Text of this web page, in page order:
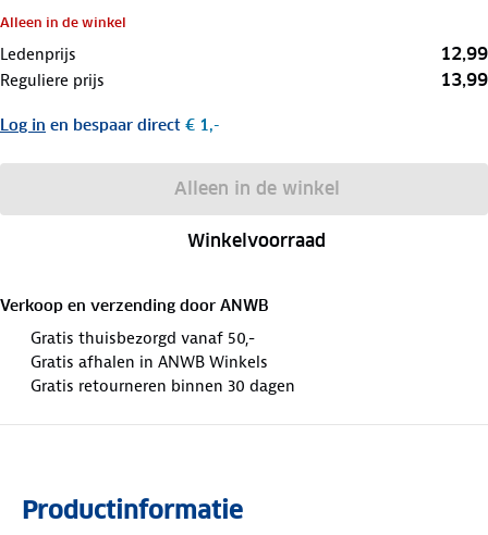
Alleen in de winkel
Ledenprijs 12,99
Reguliere prijs 13,99
Log in en bespaar direct € 1,-
Alleen in de winkel
Winkelvoorraad
Verkoop en verzending door ANWB
Gratis thuisbezorgd vanaf 50,-
Gratis afhalen in ANWB Winkels
Gratis retourneren binnen 30 dagen
Productinformatie